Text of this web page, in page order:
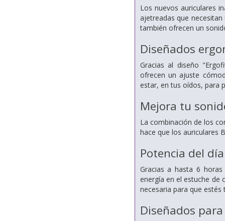
Los nuevos auriculares
ajetreadas que
también ofrecen un
Diseñados
Gracias al diseño
ofrecen un ajuste
estar, en tus oídos, para
Mejora tu
La combinación de los
hace que los auriculares
Potencia del
Gracias a hasta 6
energía en el estuche de
necesaria para que
Diseñados